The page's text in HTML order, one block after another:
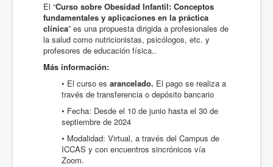
El “Curso sobre Obesidad Infantil: Conceptos
fundamentales y aplicaciones en la práctica
clínica” es una propuesta dirigida a profesionales de
la salud como nutricionistas, psicólogos, etc. y
profesores de educación física..
Más información:
• El curso es arancelado. El pago se realiza a
través de transferencia o depósito bancario
• Fecha: Desde el 10 de junio hasta el 30 de
septiembre de 2024
• Modalidad: Virtual, a través del Campus de
ICCAS y con encuentros sincrónicos vía
Zoom.